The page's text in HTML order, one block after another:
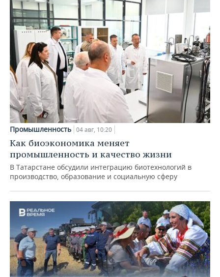
Промышленность 04 авг, 10:20
Как биоэкономика меняет
промышленность и качество жизни
В Татарстане обсудили интеграцию биотехнологий в
производство, образование и социальную сферу